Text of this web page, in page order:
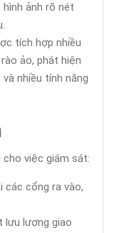
hình ảnh rõ nét
tích hợp nhiều
ảo, phát hiện
nhiều tính năng
cho việc giám sát:
các cổng ra vào,
lưu lượng giao